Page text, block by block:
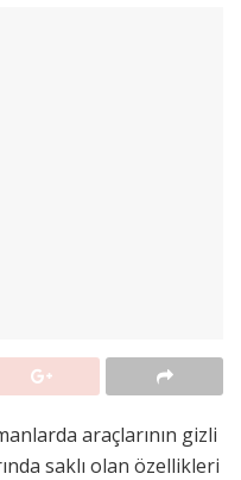
araçlarının gizli
saklı olan özellikleri